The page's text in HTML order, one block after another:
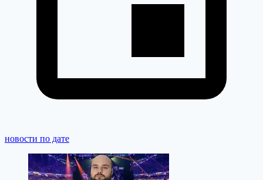
новости по дате